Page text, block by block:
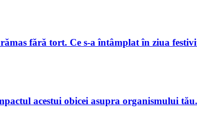
fără tort. Ce s-a întâmplat în ziua
acestui obicei asupra organismului tău.